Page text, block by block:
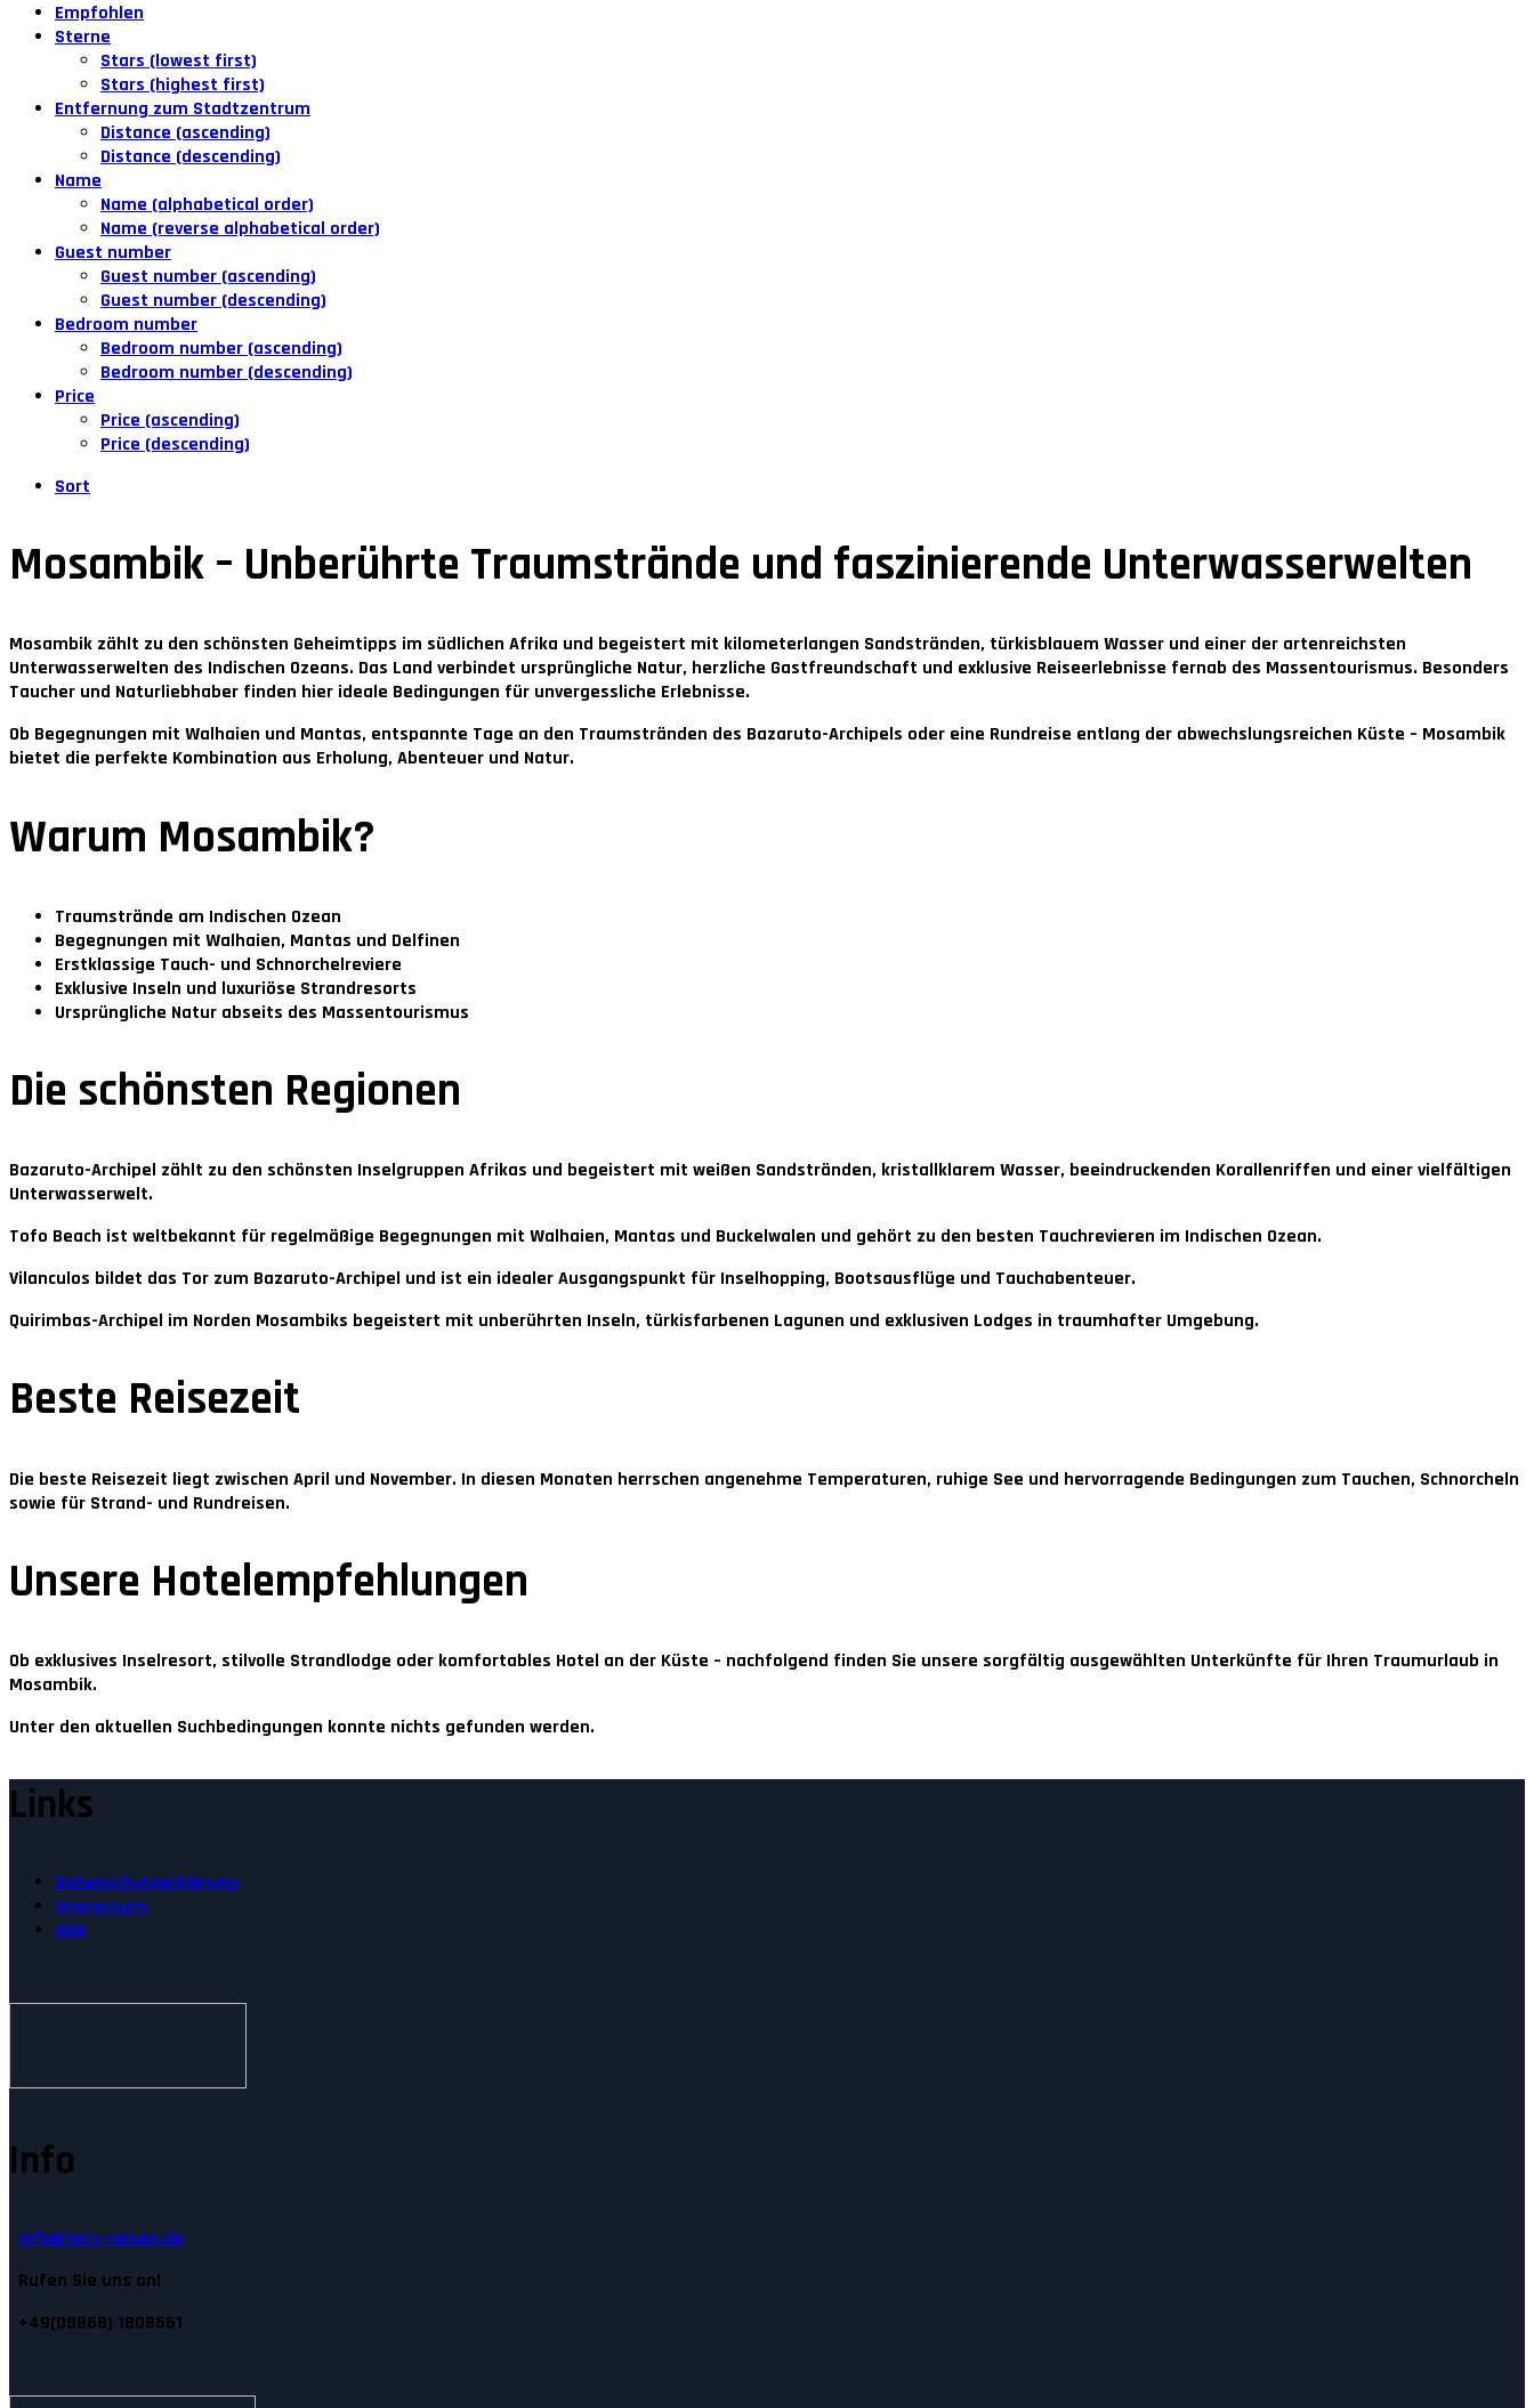
Empfohlen
Sterne
Stars (lowest first)
Stars (highest first)
Entfernung zum Stadtzentrum
Distance (ascending)
Distance (descending)
Name
Name (alphabetical order)
Name (reverse alphabetical order)
Guest number
Guest number (ascending)
Guest number (descending)
Bedroom number
Bedroom number (ascending)
Bedroom number (descending)
Price
Price (ascending)
Price (descending)
Sort
Mosambik – Unberührte Traumstrände und faszinierende Unterwasserwelten
Mosambik zählt zu den schönsten Geheimtipps im südlichen Afrika und begeistert mit kilometerlangen Sandstränden, türkisblauem Wasser und einer der artenreichsten
Unterwasserwelten des Indischen Ozeans. Das Land verbindet ursprüngliche Natur, herzliche Gastfreundschaft und exklusive Reiseerlebnisse fernab des Massentourismus. Besonders
Taucher und Naturliebhaber finden hier ideale Bedingungen für unvergessliche Erlebnisse.
Ob Begegnungen mit Walhaien und Mantas, entspannte Tage an den Traumstränden des Bazaruto-Archipels oder eine Rundreise entlang der abwechslungsreichen Küste – Mosambik
bietet die perfekte Kombination aus Erholung, Abenteuer und Natur.
Warum Mosambik?
Traumstrände am Indischen Ozean
Begegnungen mit Walhaien, Mantas und Delfinen
Erstklassige Tauch- und Schnorchelreviere
Exklusive Inseln und luxuriöse Strandresorts
Ursprüngliche Natur abseits des Massentourismus
Die schönsten Regionen
Bazaruto-Archipel zählt zu den schönsten Inselgruppen Afrikas und begeistert mit weißen Sandstränden, kristallklarem Wasser, beeindruckenden Korallenriffen und einer vielfältigen
Unterwasserwelt.
Tofo Beach ist weltbekannt für regelmäßige Begegnungen mit Walhaien, Mantas und Buckelwalen und gehört zu den besten Tauchrevieren im Indischen Ozean.
Vilanculos bildet das Tor zum Bazaruto-Archipel und ist ein idealer Ausgangspunkt für Inselhopping, Bootsausflüge und Tauchabenteuer.
Quirimbas-Archipel im Norden Mosambiks begeistert mit unberührten Inseln, türkisfarbenen Lagunen und exklusiven Lodges in traumhafter Umgebung.
Beste Reisezeit
Die beste Reisezeit liegt zwischen April und November. In diesen Monaten herrschen angenehme Temperaturen, ruhige See und hervorragende Bedingungen zum Tauchen, Schnorcheln
sowie für Strand- und Rundreisen.
Unsere Hotelempfehlungen
Ob exklusives Inselresort, stilvolle Strandlodge oder komfortables Hotel an der Küste – nachfolgend finden Sie unsere sorgfältig ausgewählten Unterkünfte für Ihren Traumurlaub in
Mosambik.
Unter den aktuellen Suchbedingungen konnte nichts gefunden werden.
Links
Datenschutzerklärung
Impressum
AGB
Info
Info@tecs-reisen.de
Rufen Sie uns an!
+49(08868) 1808661